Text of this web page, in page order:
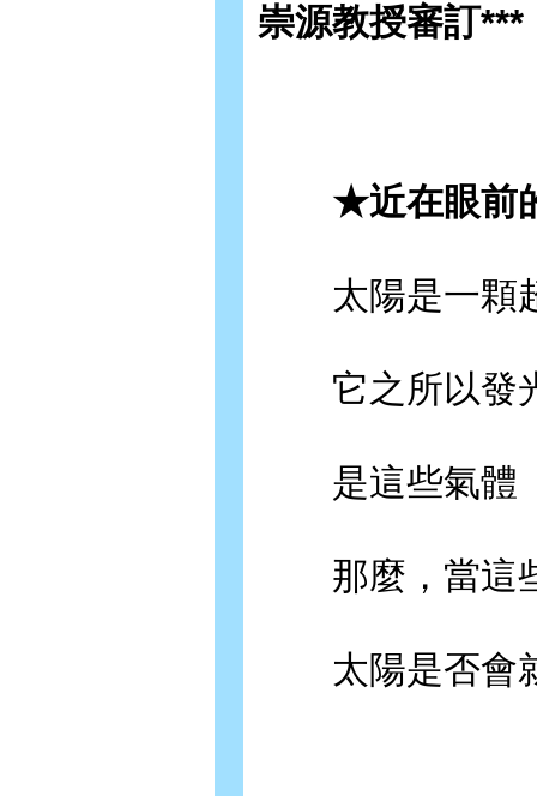
崇源教授審訂***
★近在眼前的
太陽是一顆
它之所以發
是這些氣體「
那麼，當這
太陽是否會